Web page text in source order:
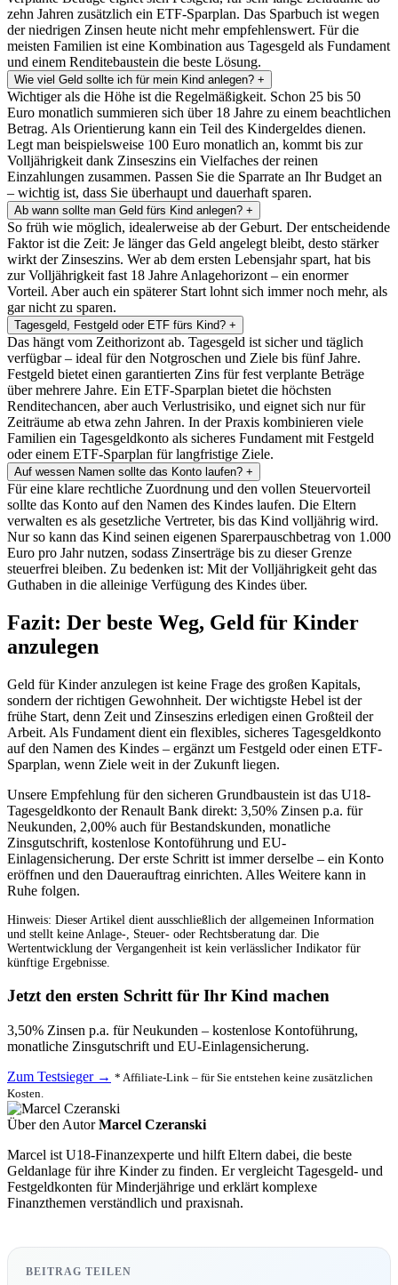
zehn Jahren zusätzlich ein ETF-Sparplan. Das Sparbuch ist wegen
der niedrigen Zinsen heute nicht mehr empfehlenswert. Für die
meisten Familien ist eine Kombination aus Tagesgeld als Fundament
und einem Renditebaustein die beste Lösung.
Wie viel Geld sollte ich für mein Kind anlegen? +
Wichtiger als die Höhe ist die Regelmäßigkeit. Schon 25 bis 50
Euro monatlich summieren sich über 18 Jahre zu einem beachtlichen
Betrag. Als Orientierung kann ein Teil des Kindergeldes dienen.
Legt man beispielsweise 100 Euro monatlich an, kommt bis zur
Volljährigkeit dank Zinseszins ein Vielfaches der reinen
Einzahlungen zusammen. Passen Sie die Sparrate an Ihr Budget an
– wichtig ist, dass Sie überhaupt und dauerhaft sparen.
Ab wann sollte man Geld fürs Kind anlegen? +
So früh wie möglich, idealerweise ab der Geburt. Der entscheidende
Faktor ist die Zeit: Je länger das Geld angelegt bleibt, desto stärker
wirkt der Zinseszins. Wer ab dem ersten Lebensjahr spart, hat bis
zur Volljährigkeit fast 18 Jahre Anlagehorizont – ein enormer
Vorteil. Aber auch ein späterer Start lohnt sich immer noch mehr, als
gar nicht zu sparen.
Tagesgeld, Festgeld oder ETF fürs Kind? +
Das hängt vom Zeithorizont ab. Tagesgeld ist sicher und täglich
verfügbar – ideal für den Notgroschen und Ziele bis fünf Jahre.
Festgeld bietet einen garantierten Zins für fest verplante Beträge
über mehrere Jahre. Ein ETF-Sparplan bietet die höchsten
Renditechancen, aber auch Verlustrisiko, und eignet sich nur für
Zeiträume ab etwa zehn Jahren. In der Praxis kombinieren viele
Familien ein Tagesgeldkonto als sicheres Fundament mit Festgeld
oder einem ETF-Sparplan für langfristige Ziele.
Auf wessen Namen sollte das Konto laufen? +
Für eine klare rechtliche Zuordnung und den vollen Steuervorteil
sollte das Konto auf den Namen des Kindes laufen. Die Eltern
verwalten es als gesetzliche Vertreter, bis das Kind volljährig wird.
Nur so kann das Kind seinen eigenen Sparerpauschbetrag von 1.000
Euro pro Jahr nutzen, sodass Zinserträge bis zu dieser Grenze
steuerfrei bleiben. Zu bedenken ist: Mit der Volljährigkeit geht das
Guthaben in die alleinige Verfügung des Kindes über.
Fazit: Der beste Weg, Geld für Kinder
anzulegen
Geld für Kinder anzulegen ist keine Frage des großen Kapitals,
sondern der richtigen Gewohnheit. Der wichtigste Hebel ist der
frühe Start, denn Zeit und Zinseszins erledigen einen Großteil der
Arbeit. Als Fundament dient ein flexibles, sicheres Tagesgeldkonto
auf den Namen des Kindes – ergänzt um Festgeld oder einen ETF-
Sparplan, wenn Ziele weit in der Zukunft liegen.
Unsere Empfehlung für den sicheren Grundbaustein ist das U18-
Tagesgeldkonto der Renault Bank direkt: 3,50% Zinsen p.a. für
Neukunden, 2,00% auch für Bestandskunden, monatliche
Zinsgutschrift, kostenlose Kontoführung und EU-
Einlagensicherung. Der erste Schritt ist immer derselbe – ein Konto
eröffnen und den Dauerauftrag einrichten. Alles Weitere kann in
Ruhe folgen.
Hinweis: Dieser Artikel dient ausschließlich der allgemeinen Information
und stellt keine Anlage-, Steuer- oder Rechtsberatung dar. Die
Wertentwicklung der Vergangenheit ist kein verlässlicher Indikator für
künftige Ergebnisse.
Jetzt den ersten Schritt für Ihr Kind machen
3,50% Zinsen p.a. für Neukunden – kostenlose Kontoführung,
monatliche Zinsgutschrift und EU-Einlagensicherung.
Zum Testsieger → * Affiliate-Link – für Sie entstehen keine zusätzlichen
Kosten.
Über den Autor Marcel Czeranski
Marcel ist U18-Finanzexperte und hilft Eltern dabei, die beste
Geldanlage für ihre Kinder zu finden. Er vergleicht Tagesgeld- und
Festgeldkonten für Minderjährige und erklärt komplexe
Finanzthemen verständlich und praxisnah.
BEITRAG TEILEN